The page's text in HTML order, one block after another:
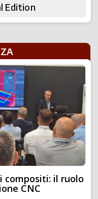
Edition
compositi: il ruolo
CNC